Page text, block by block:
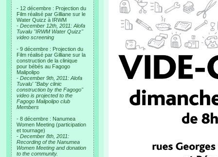
- 12 décembre : Projection du
Film réalisé par Gilliane sur le
Water Quizz à IRWM
- December 12th, 2011: Alofa
Tuvalu "IRWM Water Quizz"
video screening
- 9 décembre : Projection du
Film réalisé par Gilliane sur la
construction de la clinique
pour bébés au Fagogo
Malipolipo
- December 9th, 2011: Alofa
Tuvalu' "Baby clinic
construction by the Fagogo"
video is projected to the
Fagogo Malipolipo club
Members
- 8 décembre : Nanumea
Women Meeting (participation
et tournage)
- December 8th, 2011:
Recording of the Nanumea
Women Meeting and donation
to the community.